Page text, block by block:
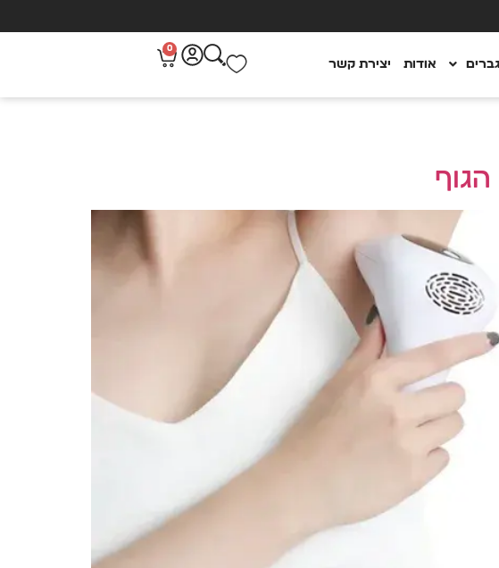
אודות יצירת קשר
0